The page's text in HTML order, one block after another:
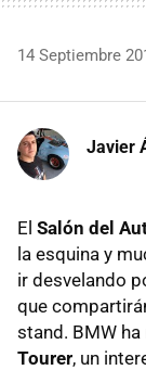
14 Septiembre
Javier
El Salón del
la esquina y
ir desvelando
que
stand. BMW
Tourer, un